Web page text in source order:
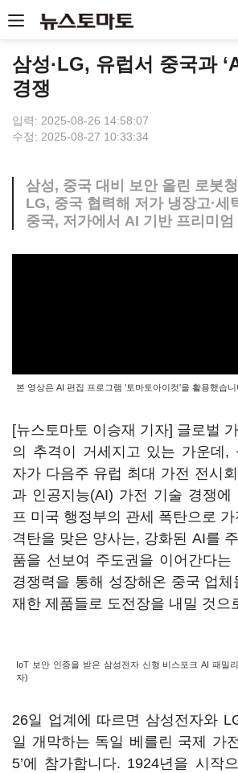
삼성·LG, 유럽서 중국과
경쟁
입력: 2025-08-26 14:58:07
수정: 2025-08-27 10:33:34
삼성, 중국 대비 보안 올린 로봇
LG, 중국 협력해 저가 냉장고·세
중국, 저가에서 AI 기반 프리미엄
본 영상은 AI 편집 프로그램 '토마토아이컷'을 활용했습니
[뉴스토마토 이승재 기자] 글로벌
의 추격이 거세지고 있는 가운데,
자가 다음주 유럽 최대 가전 전시
과 인공지능(AI) 가전 기술 경쟁에
프 미국 행정부의 관세 폭탄으로
격탄을 맞은 양사는, 강화된 AI를
품을 선보여 주도권을 이어간다는
경쟁력을 통해 성장해온 중국 업
재한 제품들로 도전장을 내밀 것으
IoT 보안 인증을 받은 삼성전자 신형 비스포크 AI 패밀
자)
26일 업계에 따르면 삼성전자와
일 개막하는 독일 베를린 국제 가
5’에 참가합니다. 1924년을 시작